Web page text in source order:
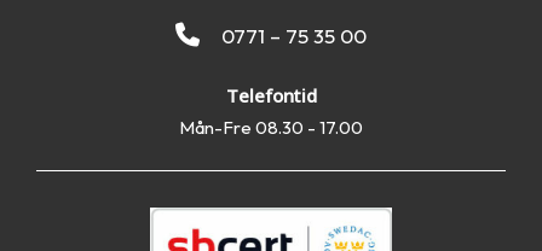
0771 – 75 35 00
Telefontid
Mån-Fre 08.30 - 17.00